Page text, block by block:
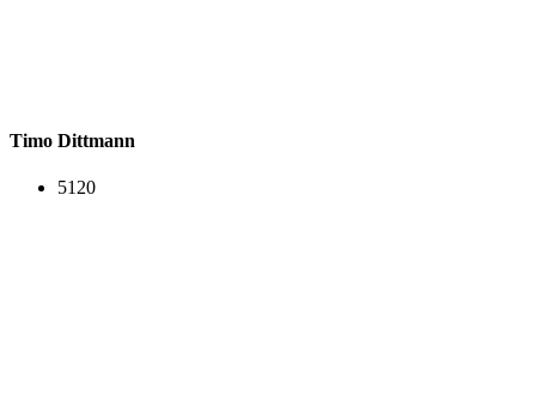
Timo Dittmann
5120